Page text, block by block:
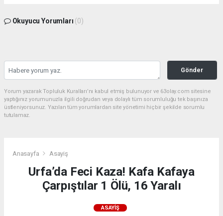
Okuyucu Yorumları (0)
Gönder
Yorum yazarak Topluluk Kuralları’nı kabul etmiş bulunuyor ve 63olay.com sitesine
yaptığınız yorumunuzla ilgili doğrudan veya dolaylı tüm sorumluluğu tek başınıza
üstleniyorsunuz. Yazılan tüm yorumlardan site yönetimi hiçbir şekilde sorumlu
tutulamaz.
Anasayfa Asayiş
Urfa’da Feci Kaza! Kafa Kafaya
Çarpıştılar 1 Ölü, 16 Yaralı
ASAYIŞ